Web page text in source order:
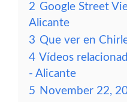
2 Google Street
Alicante
3 Que ver en
4 Vídeos
- Alicante
5 November 22,